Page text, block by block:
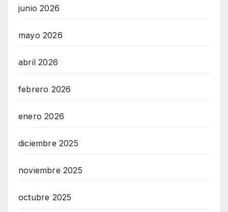
junio 2026
mayo 2026
abril 2026
febrero 2026
enero 2026
diciembre 2025
noviembre 2025
octubre 2025